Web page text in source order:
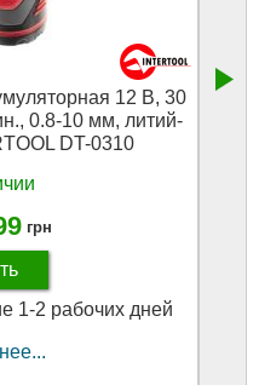
12 В, 30
0.8-10 мм, литий-
DT-0310
грн
1-2 рабочих дней